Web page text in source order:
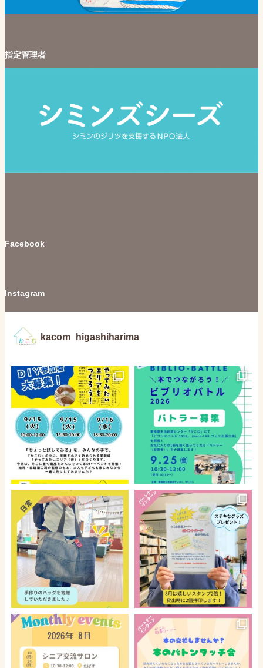
指定管理者
Facebook
Instagram
kacom_higashiharima